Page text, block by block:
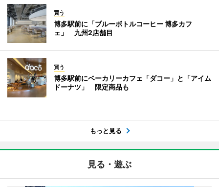
買う
博多駅前に「ブルーボトルコーヒー 博多カフ
ェ」 九州2店舗目
買う
博多駅前にベーカリーカフェ「ダコー」と「アイム
ドーナツ」 限定商品も
もっと見る
見る・遊ぶ